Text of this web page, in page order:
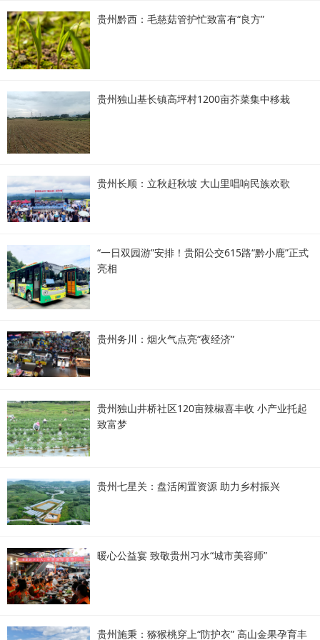
贵州黔西：毛慈菇管护忙致富有“良方”
贵州独山基长镇高坪村1200亩芥菜集中移栽
贵州长顺：立秋赶秋坡 大山里唱响民族欢歌
“一日双园游”安排！贵阳公交615路“黔小鹿”正式
亮相
贵州务川：烟火气点亮“夜经济”
贵州独山井桥社区120亩辣椒喜丰收 小产业托起
致富梦
贵州七星关：盘活闲置资源 助力乡村振兴
暖心公益宴 致敬贵州习水“城市美容师”
贵州施秉：猕猴桃穿上“防护衣” 高山金果孕育丰